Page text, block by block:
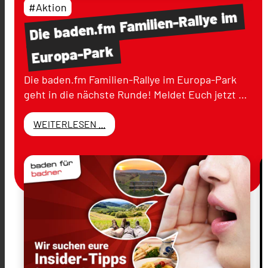
Diebaden.fmFamilien-Rallyeim
Europa-Park
#Aktion
Die baden.fm Familien-Rallye im Europa-Park
geht in die nächste Runde! Meldet Euch jetzt …
WEITERLESEN ...